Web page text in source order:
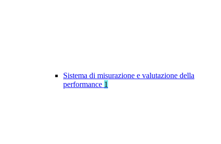
Sistema di misurazione e valutazione della
performance 1